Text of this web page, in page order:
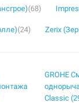
(68)
(24) Zerix
GROHE
Classic